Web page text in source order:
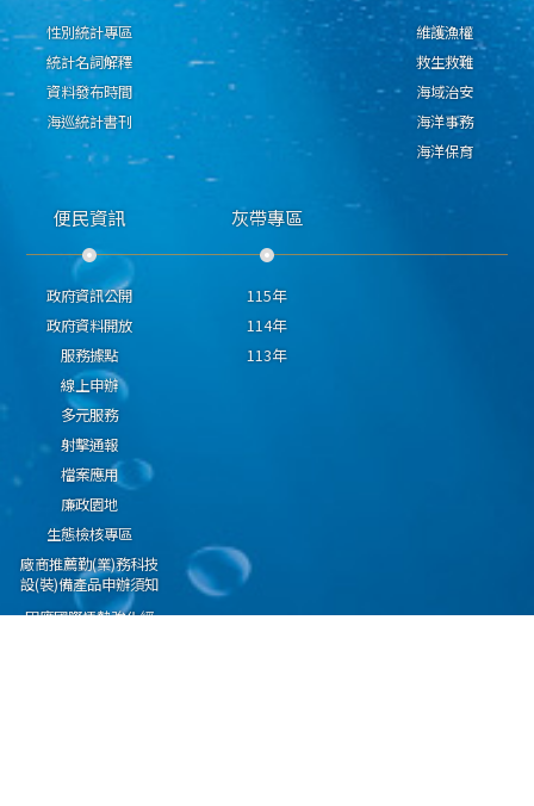
性別統計專區
統計名詞解釋
資料發布時間
海巡統計書刊
維護漁權
救生救難
海域治安
海洋事務
海洋保育
便民資訊
政府資訊公開
政府資料開放
服務據點
線上申辦
多元服務
射擊通報
檔案應用
廉政園地
生態檢核專區
廠商推薦勤(業)務科技
設(裝)備產品申辦須知
因應國際情勢強化經
灰帶專區
115年
114年
113年